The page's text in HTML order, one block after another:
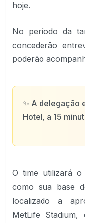
hoje.
No período da
concederão
poderão
✨ A delegação
Hotel, a 15
O time utilizará o
como sua base
localizado a
MetLife